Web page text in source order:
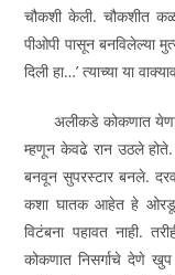
चौकशी केली. चौकशीत
पीओपी पासून बनविलेल्या
दिली हा…’ त्याच्या या
अलीकडे कोकणात
म्हणून केवढे रान उठले होते.
बनवून सुपरस्टार बनले.
कशा घातक आहेत हे ओरडून
विटंबना पहावत नाही.
कोकणात निसर्गाचे देणे खुप